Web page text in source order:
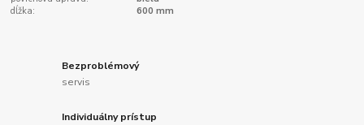
dĺžka:
600 mm
Bezproblémový
servis
Individuálny prístup